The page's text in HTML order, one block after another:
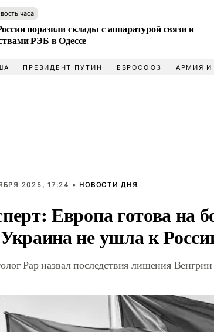
часа
поразили склады с аппаратурой связи и
РЭБ в Одессе
ПРЕЗИДЕНТ ПУТИН ЕВРОСОЮЗ АРМИЯ И
2025, 17:24 • НОВОСТИ ДНЯ
Европа готова
не ушла к
Рар назвал последствия лишения